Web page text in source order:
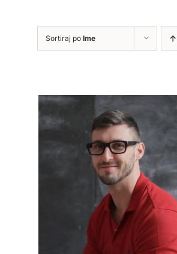
Sortiraj po Ime